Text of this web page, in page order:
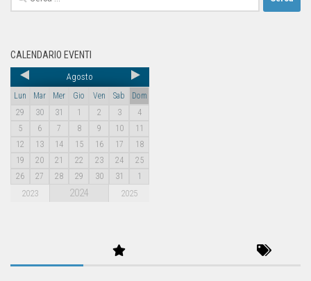
CALENDARIO EVENTI
Agosto
Lun Mar Mer Gio Ven Sab
Dom
29
30 31 1 2 3
4
5
6 7 8 9 10
11
12
13 14 15 16 17
18
19
20 21 22 23 24
25
26
27 28 29 30 31 1
2023 2024 2025